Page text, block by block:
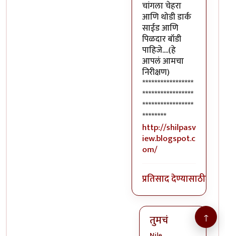
चांगला चेहरा
आणि थोडी डार्क
साईड आणि
पिळदार बॉडी
पाहिजे....(हे
आपलं आमचा
निरीक्षण)
*****************
*****************
*****************
********
http://shilpasv
iew.blogspot.c
om/
प्रतिसाद देण्यासाठीलॉग
तुमचं ↑